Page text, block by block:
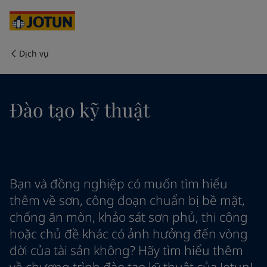
Lĩnh vực hoạt động của chúng tôi
Cam kết của chúng tôi
Sự nghiệp
Cambodia-English
China-English
Korea-Korean
Malaysia- English
Myanmar
English
Vietnam
- Vietnamese
Vietnam -English
Cyprus - English
Czech Republic -English
Denmark-English
France -English
Germany -English
Dịch vụ
Đào tạo kỹ thuật
Bạn và đồng nghiệp có muốn tìm hiểu
thêm về sơn, công đoạn chuẩn bị bề mặt,
chống ăn mòn, khảo sát sơn phủ, thi công
hoặc chủ đề khác có ảnh hưởng đến vòng
đời của tài sản không? Hãy tìm hiểu thêm